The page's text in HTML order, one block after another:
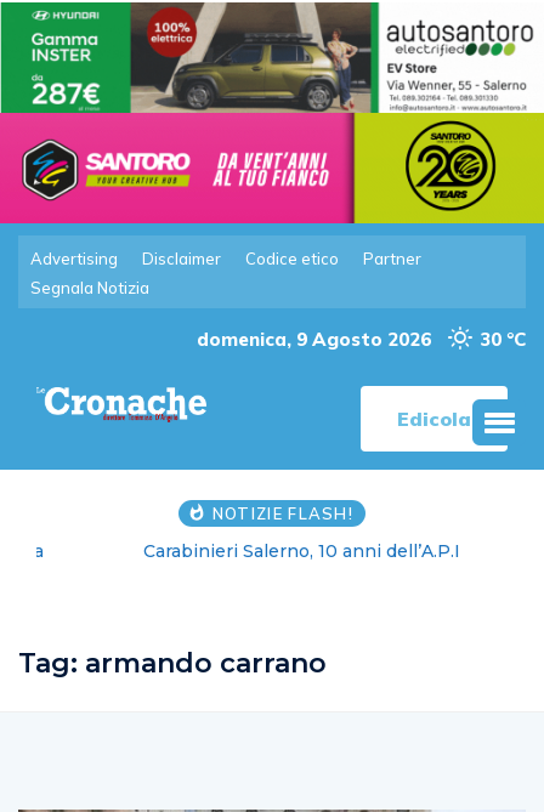
Advertising Disclaimer Codice etico
Partner
Segnala Notizia
domenica, 9 Agosto 2026 30 °C
Edicola
NOTIZIE FLASH!
Carabinieri Salerno, 10 anni dell’A.P.I